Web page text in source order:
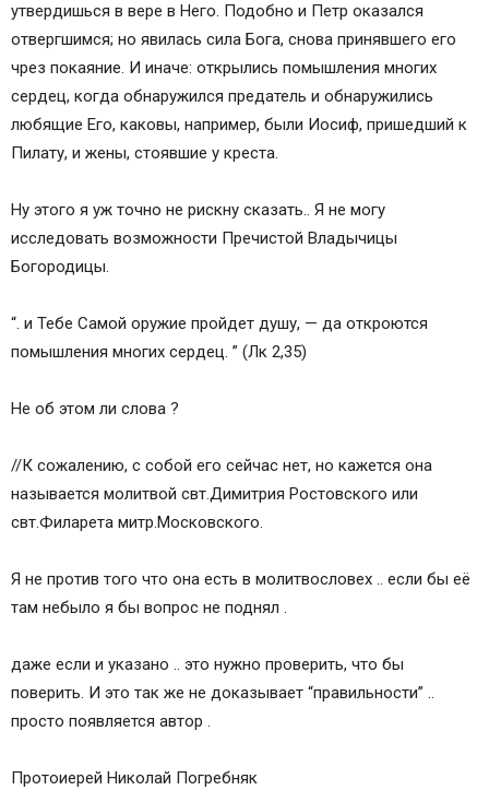
утвердишься в вере в Него. Подобно и Петр оказался
отвергшимся; но явилась сила Бога, снова принявшего его
чрез покаяние. И иначе: открылись помышления многих
сердец, когда обнаружился предатель и обнаружились
любящие Его, каковы, например, были Иосиф, пришедший к
Пилату, и жены, стоявшие у креста.
Ну этого я уж точно не рискну сказать.. Я не могу
исследовать возможности Пречистой Владычицы
Богородицы.
“. и Тебе Самой оружие пройдет душу, — да откроются
помышления многих сердец. ” (Лк 2,35)
Не об этом ли слова ?
//К сожалению, с собой его сейчас нет, но кажется она
называется молитвой свт.Димитрия Ростовского или
свт.Филарета митр.Московского.
Я не против того что она есть в молитвословех .. если бы её
там небыло я бы вопрос не поднял .
даже если и указано .. это нужно проверить, что бы
поверить. И это так же не доказывает “правильности” ..
просто появляется автор .
Протоиерей Николай Погребняк